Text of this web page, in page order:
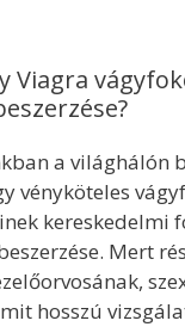
Viagra
a világhálón
vényköteles
kereskedelmi
Mert
hosszú